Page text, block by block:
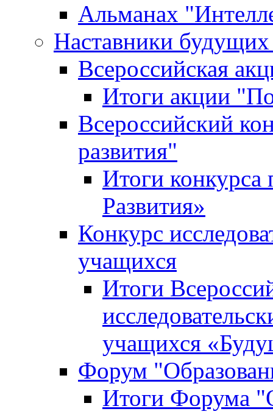
Альманах
Наставники
Всероссийская
Итоги акции
Всероссийский
развития"
Итоги конкурса
Развития»
Конкурс
учащихся
Итоги
учащихся
Форум
Итоги Форума